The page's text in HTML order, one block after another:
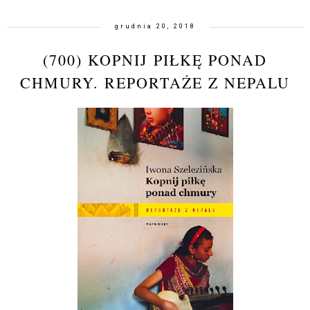
grudnia 20, 2018
(700) KOPNIJ PIŁKĘ PONAD
CHMURY. REPORTAŻE Z NEPALU